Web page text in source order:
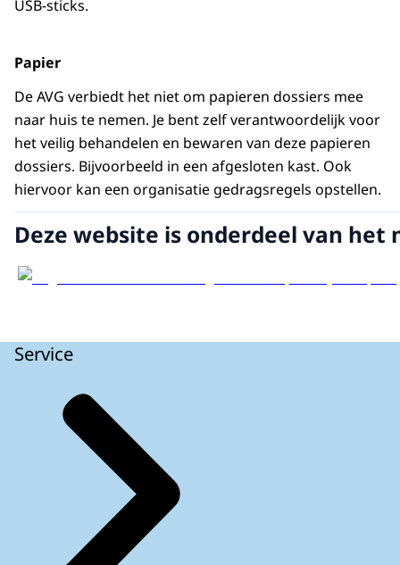
USB-sticks.
Papier
De AVG verbiedt het niet om papieren dossiers mee
naar huis te nemen. Je bent zelf verantwoordelijk voor
het veilig behandelen en bewaren van deze papieren
dossiers. Bijvoorbeeld in een afgesloten kast. Ook
hiervoor kan een organisatie gedragsregels opstellen.
Deze website is onderdeel van
Service